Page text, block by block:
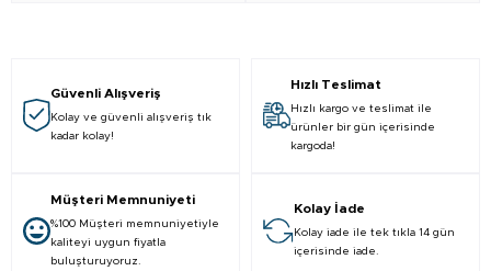
Güvenli Alışveriş
Kolay ve güvenli alışveriş tık
kadar kolay!
Hızlı Teslimat
Hızlı kargo ve teslimat ile
ürünler bir gün içerisinde
kargoda!
Müşteri Memnuniyeti
%100 Müşteri memnuniyetiyle
kaliteyi uygun fiyatla
buluşturuyoruz.
Kolay İade
Kolay iade ile tek tıkla 14 gün
içerisinde iade.